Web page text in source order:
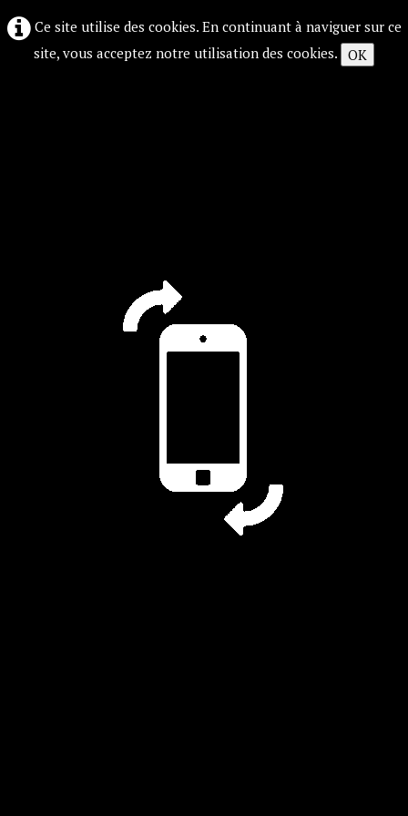
Ce site utilise des cookies. En continuant à naviguer sur ce
site, vous acceptez notre utilisation des cookies. OK